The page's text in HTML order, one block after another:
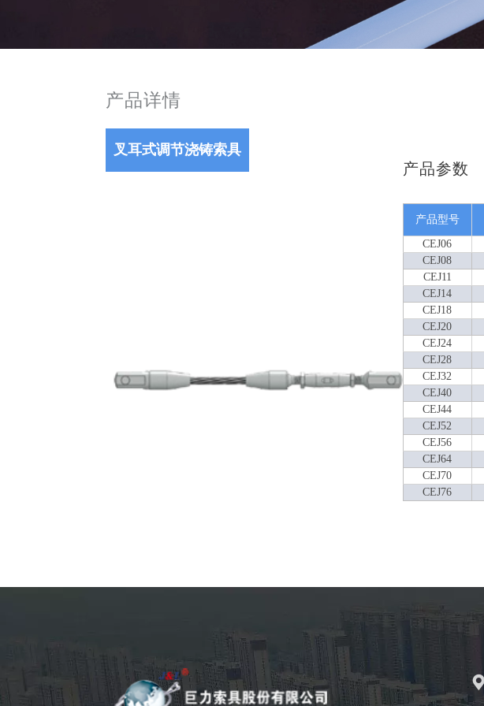
产品详情
叉耳式调节浇铸索具
产品参数
产品型号
CEJ06
CEJ08
CEJ11
CEJ14
CEJ18
CEJ20
CEJ24
CEJ28
CEJ32
CEJ40
CEJ44
CEJ52
CEJ56
CEJ64
CEJ70
CEJ76